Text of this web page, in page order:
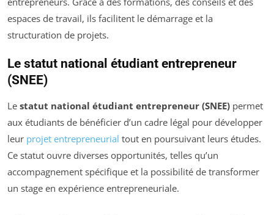
espaces de travail, ils facilitent le démarrage et la
structuration de projets.
Le statut national étudiant entrepreneur
(SNEE)
Le statut national étudiant entrepreneur (SNEE) permet
aux étudiants de bénéficier d’un cadre légal pour développer
leur projet entrepreneurial tout en poursuivant leurs études.
Ce statut ouvre diverses opportunités, telles qu’un
accompagnement spécifique et la possibilité de transformer
un stage en expérience entrepreneuriale.